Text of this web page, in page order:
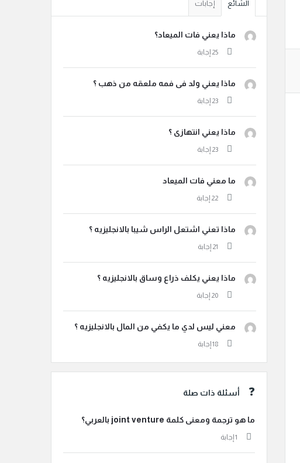
الشائع إجابات
ماذا يعني فات الميعاد؟
‏‫25 إجابة
ماذا يعني ولد فى فمه ملعقه من ذهب ؟
‏‫23 إجابة
ماذا يعني انتهازى ؟
‏‫23 إجابة
ما معني فات الميعاد
‏‫22 إجابة
ماذا تعني اشتعل الراس شيبا بالانجليزيه ؟
ماذا يعني يكلف ذراع وساق بالانجليزيه ؟
‏‫20 إجابة
معني ليس لدي ما يكفي من المال بالانجليزيه ؟
‏‫18 إجابة
أسئلة ذات صلة
ما هو ترجمة ومعنى كلمة joint venture بالعربي؟
‫1 إجابة